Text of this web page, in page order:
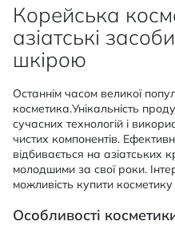
Корейська
азіатські
шкірою
Останнім часом великої
косметика.Унікальність
сучасних технологій і
чистих компонентів.
відбивається на азіатських
молодшими за свої роки.
можливість купити косметику
Особливості